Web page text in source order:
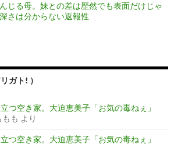
じる母。妹との差は歴然でも表面だけじゃ
さは分からない返報性
ガト! ）
つ空き家。大迫恵美子「お気の毒ねぇ」
もも より
つ空き家。大迫恵美子「お気の毒ねぇ」